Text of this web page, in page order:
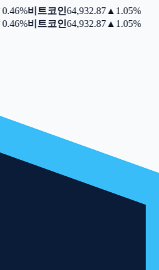
비트코인64,932.87▲1.05%
비트코인64,932.87▲1.05%